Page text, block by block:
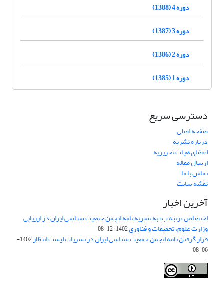
دوره 4 (1388)
دوره 3 (1387)
دوره 2 (1386)
دوره 1 (1385)
دسترسی سریع
صفحه اصلی
درباره نشریه
اعضای هیات تحریریه
ارسال مقاله
تماس با ما
نقشه سایت
آخرین اخبار
اختصاص «رتبه ب» به نشریه نامه انجمن جمعیت شناسی ایران در ارزیابی
وزارت علوم، تحقیقات و فناوری1402-12-08
قرار گرفتن نامه انجمن جمعیت شناسی ایران در نشریات لیست انتظار
1402-
06-08